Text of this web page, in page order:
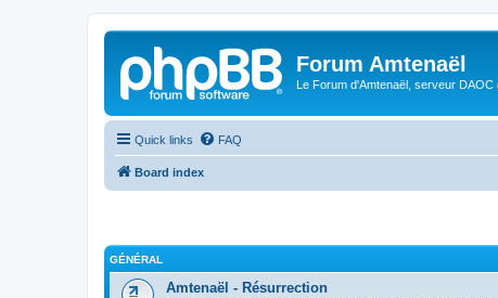
Forum Amtenaël
Le Forum d'Amtenaël, serveur DAOC
Quick links FAQ
Board index
GÉNÉRAL
Amtenaël - Résurrection